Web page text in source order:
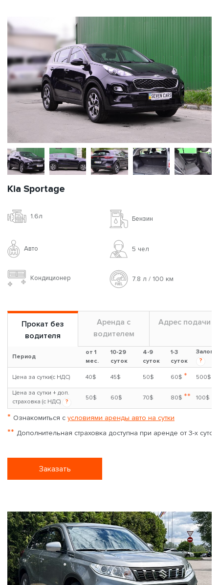
Kia Sportage
1.6л Бензин
Авто 5 чел
Кондиционер 7.8 л / 100 км
Прокат без
водителя
Аренда с
водителем
Адрес подачи
Период
от 1
мес.
10-29
суток
4-9
суток
1-3
суток
Залог
?
Цена за сутки(с НДС) 40$ 45$ 50$ 60$ * 500$
Цена за сутки + доп.
страховка (с НДС)
?
50$ 60$ 70$ 80$ ** 100$
* Ознакомиться с условиями аренды авто на сутки
** Дополнительная страховка доступна при аренде от 3-х суток
Заказать